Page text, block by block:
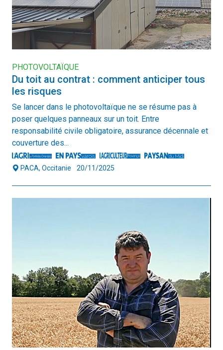
PHOTOVOLTAÏQUE
Du toit au contrat : comment anticiper tous
les risques
Se lancer dans le photovoltaïque ne se résume pas à
poser quelques panneaux sur un toit. Entre
responsabilité civile obligatoire, assurance décennale et
couverture des...
PACA, Occitanie 20/11/2025